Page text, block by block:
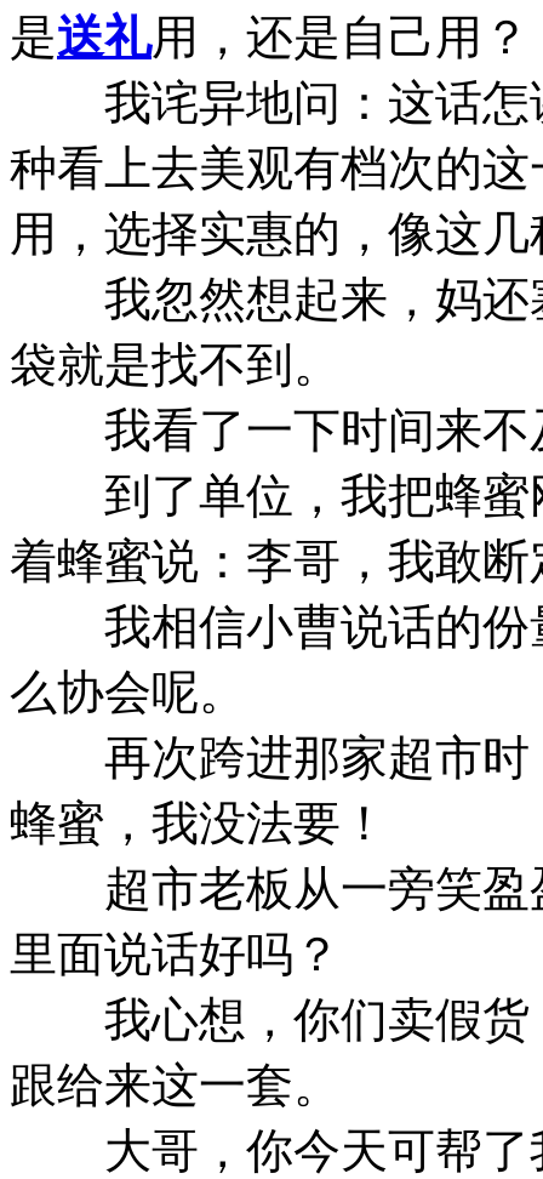
是送礼用，还是自己用？
我诧异地问：这话怎
种看上去美观有档次的
用，选择实惠的，像这
我忽然想起来，妈还
袋就是找不到。
我看了一下时间来不
到了单位，我把蜂蜜
着蜂蜜说：李哥，我敢
我相信小曹说话的份
么协会呢。
再次跨进那家超市时
蜂蜜，我没法要！
超市老板从一旁笑盈
里面说话好吗？
我心想，你们卖假货
跟给来这一套。
大哥，你今天可帮了